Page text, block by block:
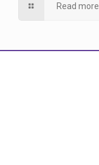
Read more